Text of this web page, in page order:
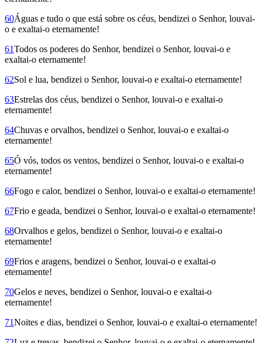
60Águas e tudo o que está sobre os céus, bendizei o Senhor, louvai-
o e exaltai-o eternamente!
61Todos os poderes do Senhor, bendizei o Senhor, louvai-o e
exaltai-o eternamente!
62Sol e lua, bendizei o Senhor, louvai-o e exaltai-o eternamente!
63Estrelas dos céus, bendizei o Senhor, louvai-o e exaltai-o
eternamente!
64Chuvas e orvalhos, bendizei o Senhor, louvai-o e exaltai-o
eternamente!
65Ó vós, todos os ventos, bendizei o Senhor, louvai-o e exaltai-o
eternamente!
66Fogo e calor, bendizei o Senhor, louvai-o e exaltai-o eternamente!
67Frio e geada, bendizei o Senhor, louvai-o e exaltai-o eternamente!
68Orvalhos e gelos, bendizei o Senhor, louvai-o e exaltai-o
eternamente!
69Frios e aragens, bendizei o Senhor, louvai-o e exaltai-o
eternamente!
70Gelos e neves, bendizei o Senhor, louvai-o e exaltai-o
eternamente!
71Noites e dias, bendizei o Senhor, louvai-o e exaltai-o eternamente!